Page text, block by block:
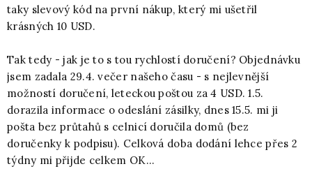
taky slevový kód na první nákup, který mi ušetřil
krásných 10 USD.
Tak tedy - jak je to s tou rychlostí doručení? Objednávku
jsem zadala 29.4. večer našeho času - s nejlevnější
možností doručení, leteckou poštou za 4 USD. 1.5.
dorazila informace o odeslání zásilky, dnes 15.5. mi ji
pošta bez průtahů s celnicí doručila domů (bez
doručenky k podpisu). Celková doba dodání lehce přes 2
týdny mi přijde celkem OK...